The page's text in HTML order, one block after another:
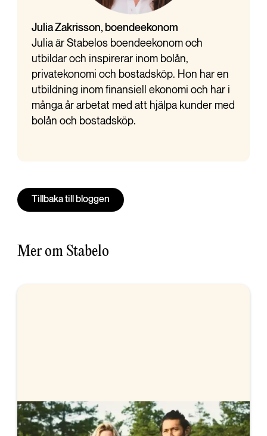
Julia Zakrisson, boendeekonom
Julia är Stabelos boendeekonom och
utbildar och inspirerar inom bolån,
privatekonomi och bostadsköp. Hon har en
utbildning inom finansiell ekonomi och har i
många år arbetat med att hjälpa kunder med
bolån och bostadsköp.
Tillbaka till bloggen
Mer om Stabelo
Stabelos bolåneräntor